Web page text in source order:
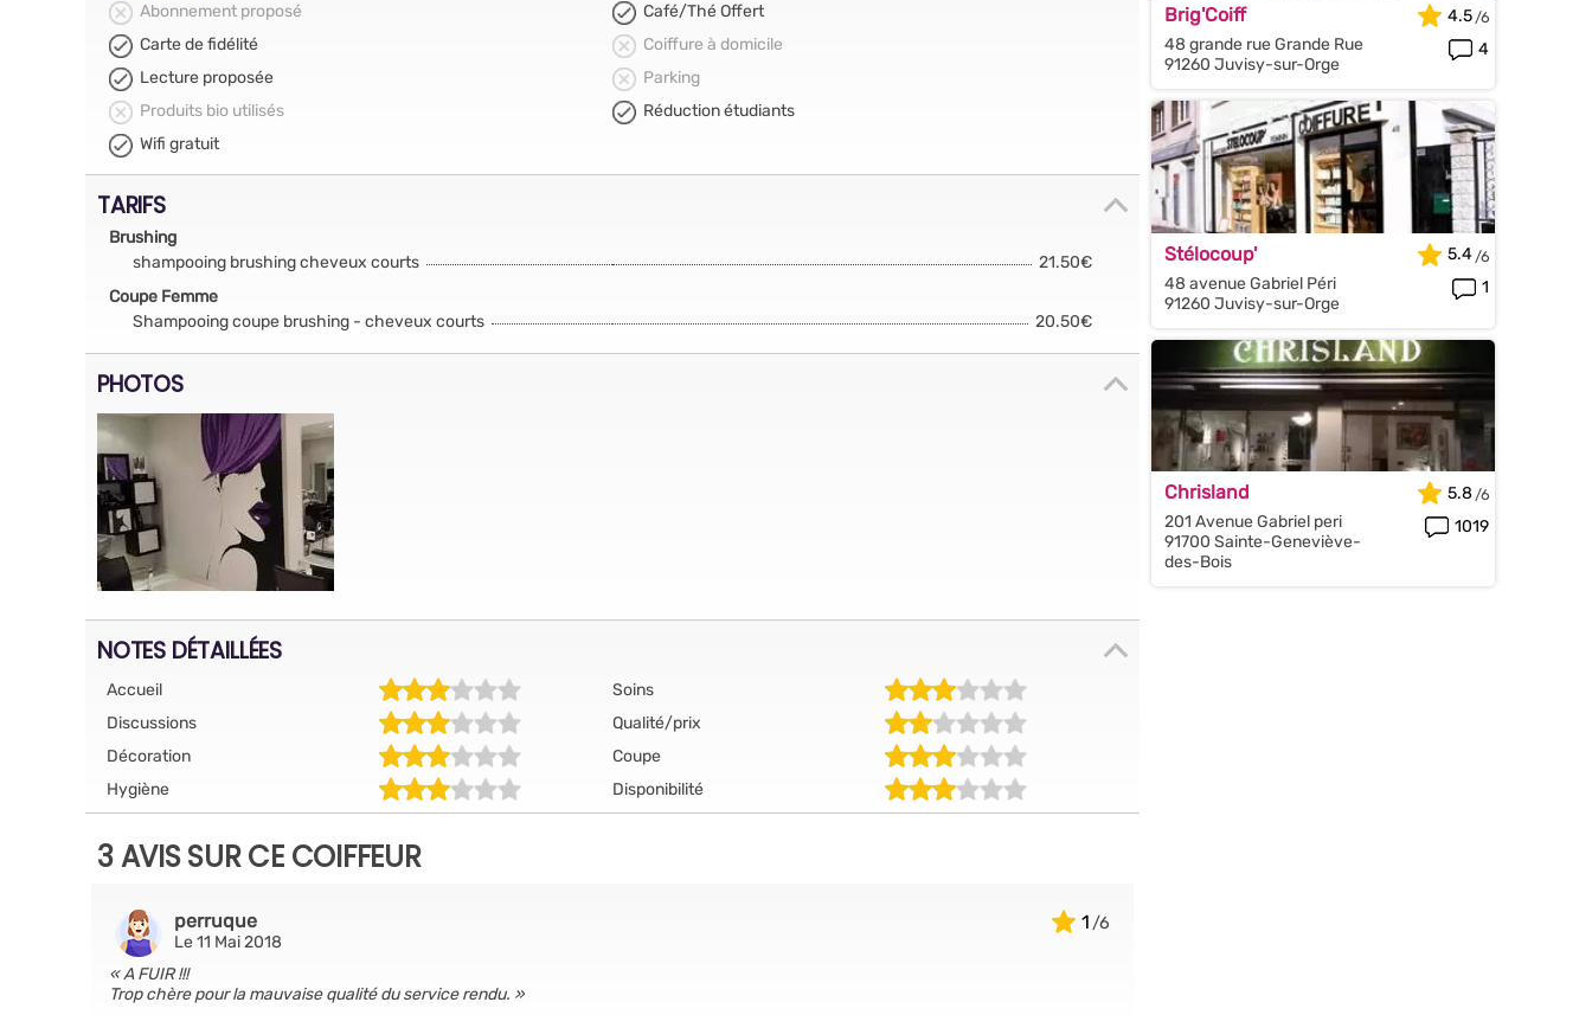
Abonnement proposé
Café/Thé Offert
Carte de fidélité
Coiffure à domicile
Lecture proposée
Parking
Produits bio utilisés
Réduction étudiants
Wifi gratuit
TARIFS
Brushing
shampooing brushing cheveux courts
21.50€
Coupe Femme
Shampooing coupe brushing - cheveux courts
20.50€
PHOTOS
NOTES DÉTAILLÉES
Accueil
Soins
Discussions
Qualité/prix
Décoration
Coupe
Hygiène
Disponibilité
3 AVIS SUR CE COIFFEUR
1
perruque
Le 11 Mai 2018
A FUIR !!!
Trop chère pour la mauvaise qualité du service rendu.
Brig'Coiff
48 grande rue Grande Rue
91260 Juvisy-sur-Orge
4.5
4
Stélocoup'
48 avenue Gabriel Péri
91260 Juvisy-sur-Orge
5.4
1
Chrisland
201 Avenue Gabriel peri
91700 Sainte-Geneviève-
des-Bois
5.8
1019